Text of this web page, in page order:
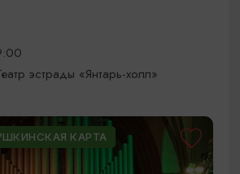
эстрады «Янтарь-холл»
КАРТА